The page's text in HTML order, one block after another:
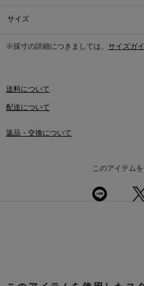
サイズ
※採寸の詳細につきましては、 サイズガ
送料について
配送について
返品・交換について
このアイテム